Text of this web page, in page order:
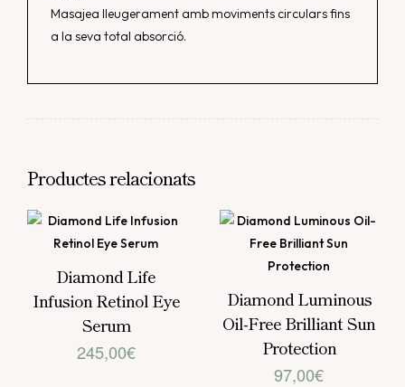
Masajea lleugerament amb moviments circulars fins
a la seva total absorció.
Productes relacionats
Diamond Life
Infusion Retinol Eye
Serum
245,00€
Diamond Luminous
Oil-Free Brilliant Sun
Protection
97,00€